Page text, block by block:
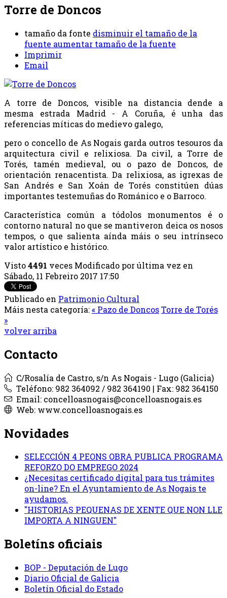
Torre de Doncos
tamaño da fonte disminuir el tamaño de la
fuente aumentar tamaño de la fuente
Imprimir
Email
A torre de Doncos, visible na distancia dende a
mesma estrada Madrid - A Coruña, é unha das
referencias míticas do medievo galego,
pero o concello de As Nogais garda outros tesouros da
arquitectura civil e relixiosa. Da civil, a Torre de
Torés, tamén medieval, ou o pazo de Doncos, de
orientación renacentista. Da relixiosa, as igrexas de
San Andrés e San Xoán de Torés constitúen dúas
importantes testemuñas do Románico e o Barroco.
Característica común a tódolos monumentos é o
contorno natural no que se mantiveron deica os nosos
tempos, o que salienta aínda máis o seu intrínseco
valor artístico e histórico.
Visto4491 veces Modificado por última vez en
Sábado, 11 Febreiro 2017 17:50
Publicado en Patrimonio Cultural
Máis nesta categoría:« Pazo de DoncosTorre de Torés
»
volver arriba
Contacto
C/Rosalía de Castro, s/n As Nogais - Lugo (Galicia)
Teléfono: 982 364092 / 982 364190 | Fax: 982 364150
Email: concelloasnogais@concelloasnogais.es
Web: www.concelloasnogais.es
Novidades
SELECCIÓN 4 PEONS OBRA PUBLICA PROGRAMA
REFORZO DO EMPREGO 2024
¿Necesitas certificado digital para tus trámites
on-line? En el Ayuntamiento de As Nogais te
ayudamos.
"HISTORIAS PEQUENAS DE XENTE QUE NON LLE
IMPORTA A NINGUEN"
Boletíns oficiais
BOP - Deputación de Lugo
Diario Oficial de Galicia
Boletín Oficial do Estado